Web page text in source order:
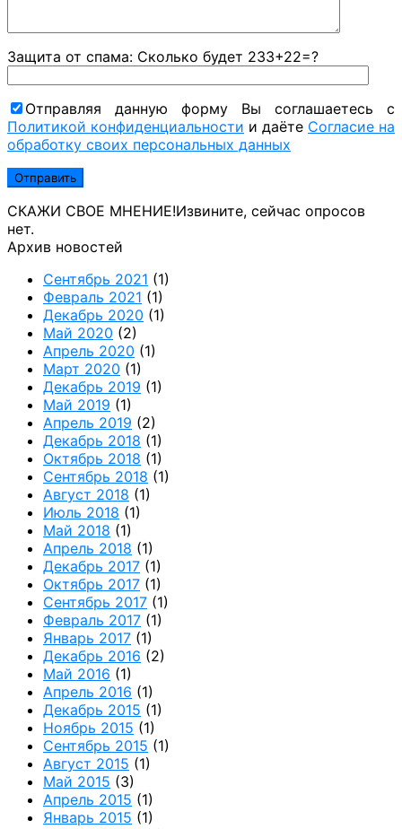
Защита от спама: Сколько будет 233+22=?
Отправляя данную форму Вы соглашаетесь с
Политикой конфиденциальности и даёте Согласие на
обработку своих персональных данных
СКАЖИ СВОЕ МНЕНИЕ!Извините, сейчас опросов
нет.
Архив новостей
Сентябрь 2021 (1)
Февраль 2021 (1)
Декабрь 2020 (1)
Май 2020 (2)
Апрель 2020 (1)
Март 2020 (1)
Декабрь 2019 (1)
Май 2019 (1)
Апрель 2019 (2)
Декабрь 2018 (1)
Октябрь 2018 (1)
Сентябрь 2018 (1)
Август 2018 (1)
Июль 2018 (1)
Май 2018 (1)
Апрель 2018 (1)
Декабрь 2017 (1)
Октябрь 2017 (1)
Сентябрь 2017 (1)
Февраль 2017 (1)
Январь 2017 (1)
Декабрь 2016 (2)
Май 2016 (1)
Апрель 2016 (1)
Декабрь 2015 (1)
Ноябрь 2015 (1)
Сентябрь 2015 (1)
Август 2015 (1)
Май 2015 (3)
Апрель 2015 (1)
Январь 2015 (1)